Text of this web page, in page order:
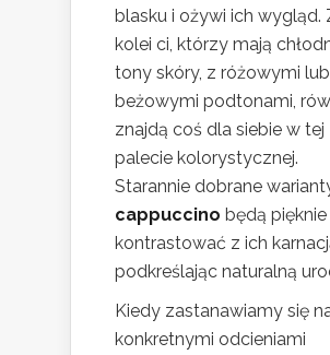
blasku i ożywi ich wygląd.
kolei ci, którzy mają
tony skóry, z różowymi lub
beżowymi podtonami,
znajdą coś dla siebie w tej
palecie kolorystycznej.
Starannie dobrane
cappuccino będą pięknie
kontrastować z ich
podkreślając naturalną
Kiedy zastanawiamy się
konkretnymi odcieniami